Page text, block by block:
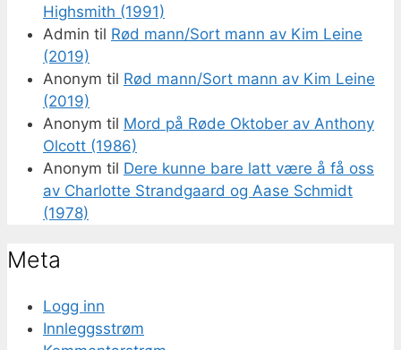
Highsmith (1991)
Admin til Rød mann/Sort mann av Kim Leine
(2019)
Anonym til Rød mann/Sort mann av Kim Leine
(2019)
Anonym til Mord på Røde Oktober av Anthony
Olcott (1986)
Anonym til Dere kunne bare latt være å få oss
av Charlotte Strandgaard og Aase Schmidt
(1978)
Meta
Logg inn
Innleggsstrøm